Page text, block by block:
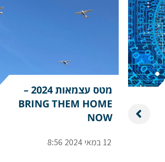
מטס עצמאות 2024 –
BRING THEM HOME
NOW
12 במאי 2024 8:56
הערות ושאלות